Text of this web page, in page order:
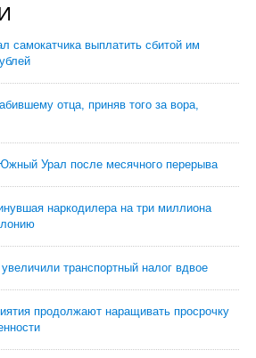
самокатчика выплатить сбитой им
отца, приняв того за вора,
Урал после месячного перерыва
наркодилера на три миллиона
транспортный налог вдвое
продолжают наращивать просрочку